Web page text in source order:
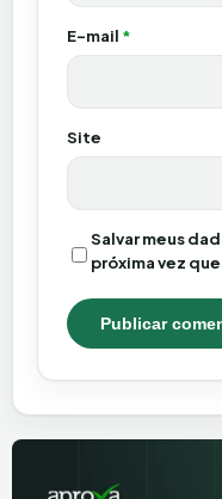
E-mail *
Site
Salvar meus
próxima vez